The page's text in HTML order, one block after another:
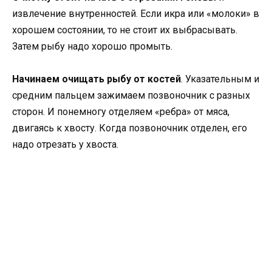
извлечение внутренностей. Если икра или «молоки» в
хорошем состоянии, то не стоит их выбрасывать.
Затем рыбу надо хорошо промыть.
Начинаем очищать рыбу от костей. Указательным и
средним пальцем зажимаем позвоночник с разных
сторон. И понемногу отделяем «ребра» от мяса,
двигаясь к хвосту. Когда позвоночник отделен, его
надо отрезать у хвоста.